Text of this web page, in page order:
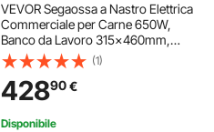
VEVOR Segaossa a Nastro Elettrica
Commerciale per Carne 650W,
Banco da Lavoro 315x460mm,
Macchina per Tagliare Ossa da
Banco Taglierina per Carne con
Lama per Costolette di Maiale Uso
Commerciale
(1)
42890€
Disponibile